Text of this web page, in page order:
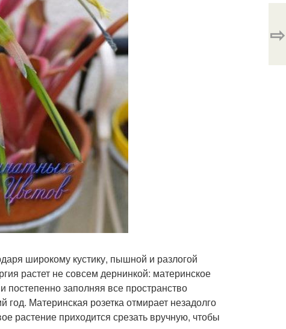
широкому кустику, пышной и разлогой
растет не совсем дернинкой: материнское
постепенно заполняя все пространство
Материнская розетка отмирает незадолго
растение приходится срезать вручную, чтобы
⇨